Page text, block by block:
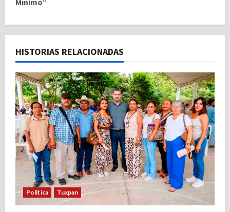
g
a
c
i
ó
n
d
e
e
n
Mínimo”
HISTORIAS RELACIONADAS
Politica Tuxpan